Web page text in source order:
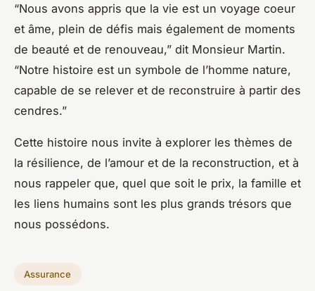
“Nous avons appris que la vie est un voyage coeur
et âme, plein de défis mais également de moments
de beauté et de renouveau,” dit Monsieur Martin.
“Notre histoire est un symbole de l’homme nature,
capable de se relever et de reconstruire à partir des
cendres.”
Cette histoire nous invite à explorer les thèmes de
la résilience, de l’amour et de la reconstruction, et à
nous rappeler que, quel que soit le prix, la famille et
les liens humains sont les plus grands trésors que
nous possédons.
Assurance